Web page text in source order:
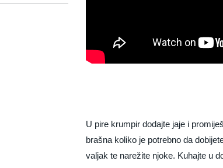
U pire krumpir dodajte jaje i
brašna koliko je potrebno da
valjak te narežite njoke. Kuhajte u